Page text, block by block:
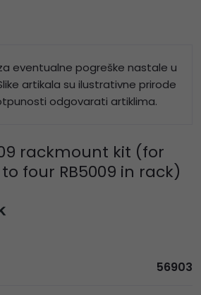
eventualne pogreške nastale u
artikala su ilustrativne prirode
odgovarati artiklima.
rackmount kit (for
four RB5009 in rack)
56903